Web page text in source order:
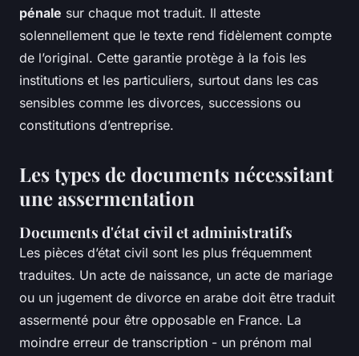
pénale sur chaque mot traduit. Il atteste
solennellement que le texte rend fidèlement compte
de l’original. Cette garantie protège à la fois les
institutions et les particuliers, surtout dans les cas
sensibles comme les divorces, successions ou
constitutions d’entreprise.
Les types de documents nécessitant
une assermentation
Documents d'état civil et administratifs
Les pièces d’état civil sont les plus fréquemment
traduites. Un acte de naissance, un acte de mariage
ou un jugement de divorce en arabe doit être traduit
assermenté pour être opposable en France. La
moindre erreur de transcription - un prénom mal